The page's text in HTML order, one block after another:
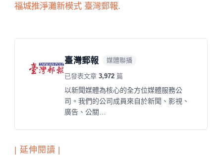
福城推淨灘新模式 臺灣郵報.
臺灣郵報 媒體聯播
已發表文章3,972 篇
以新聞媒體為核心的全方位媒體服務公
司。我們的公司成員來自於新聞、影視、
廣告、公關…
| 延伸閱讀 |